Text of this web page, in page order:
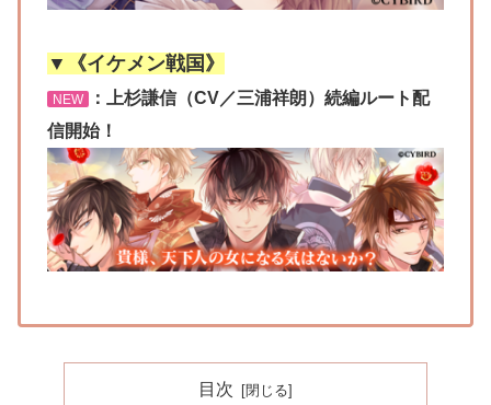
▼《イケメン戦国》
NEW
：上杉謙信（CV／三浦祥朗）続編ルート配
信開始！
目次